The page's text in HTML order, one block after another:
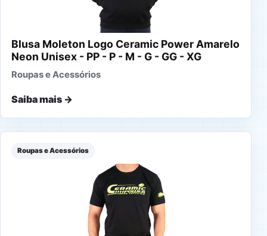
Blusa Moleton Logo Ceramic Power Amarelo
Neon Unisex - PP - P - M - G - GG - XG
Roupas e Acessórios
Saiba mais →
Roupas e Acessórios